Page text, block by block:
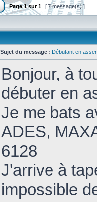
Page1sur1 [ 7 message(s) ]
Sujet du message : Débutant en
Bonjour, à
débuter en
Je me bats
ADES,
6128
J'arrive à
impossible